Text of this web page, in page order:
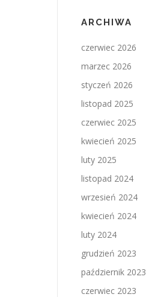
ARCHIWA
czerwiec 2026
marzec 2026
styczeń 2026
listopad 2025
czerwiec 2025
kwiecień 2025
luty 2025
listopad 2024
wrzesień 2024
kwiecień 2024
luty 2024
grudzień 2023
październik 2023
czerwiec 2023